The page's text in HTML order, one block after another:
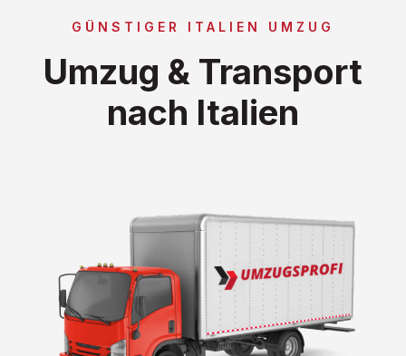
GÜNSTIGER ITALIEN UMZUG
Umzug & Transport
nach Italien